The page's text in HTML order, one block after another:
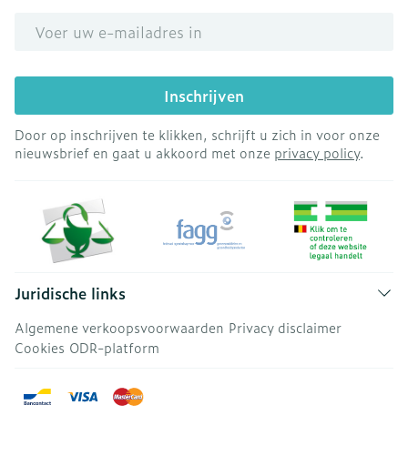
Inschrijven
Door op inschrijven te klikken, schrijft u zich in voor onze
nieuwsbrief en gaat u akkoord met onze privacy policy.
Juridische links
Algemene verkoopsvoorwaarden Privacy disclaimer
Cookies ODR-platform